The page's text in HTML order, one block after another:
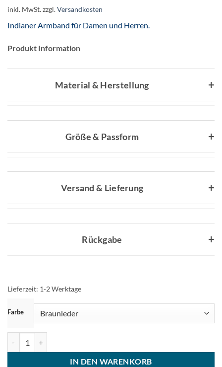
inkl. MwSt.zzgl.Versandkosten
Indianer Armband für Damen und Herren.
Produkt Information
Material & Herstellung
Größe & Passform
Versand & Lieferung
Rückgabe
Lieferzeit: 1-2 Werktage
Farbe
IN DEN WARENKORB